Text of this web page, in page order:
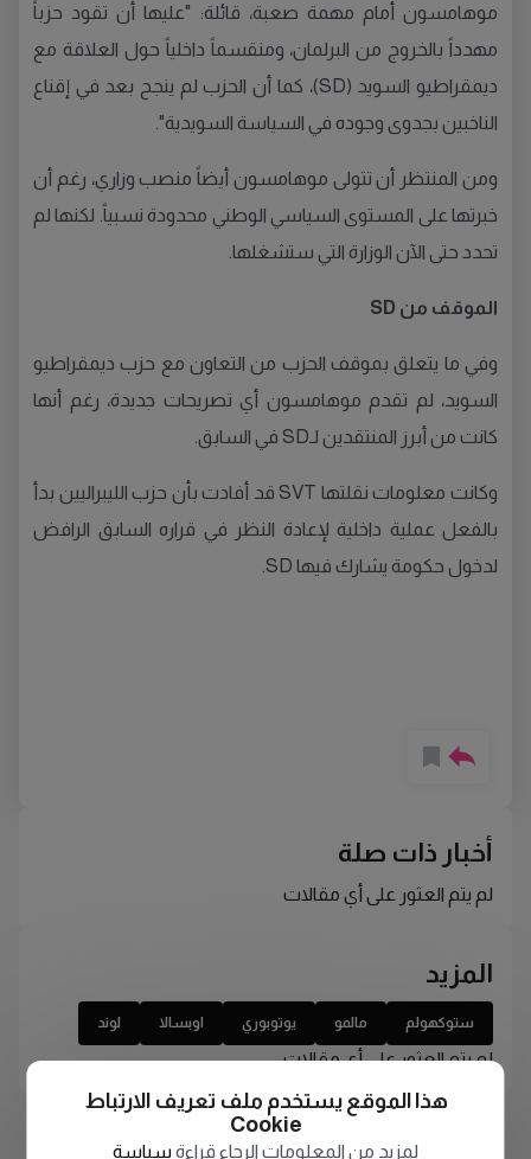
موهامسون أمام مهمة صعبة، قائلة: "عليها أن تقود حزباً
مهدداً بالخروج من البرلمان، ومنقسماً داخلياً حول العلاقة مع
ديمقراطيو السويد (SD)، كما أن الحزب لم ينجح بعد في إقناع
الناخبين بجدوى وجوده في السياسة السويدية".
ومن المنتظر أن تتولى موهامسون أيضاً منصب وزاري، رغم أن
خبرتها على المستوى السياسي الوطني محدودة نسبياً. لكنها لم
تحدد حتى الآن الوزارة التي ستشغلها.
الموقف من SD
وفي ما يتعلق بموقف الحزب من التعاون مع حزب ديمقراطيو
السويد، لم تقدم موهامسون أي تصريحات جديدة، رغم أنها
كانت من أبرز المنتقدين لـSD في السابق.
وكانت معلومات نقلتها SVT قد أفادت بأن حزب الليبراليين بدأ
بالفعل عملية داخلية لإعادة النظر في قراره السابق الرافض
لدخول حكومة يشارك فيها SD.
أخبار ذات صلة
لم يتم العثور على أي مقالات
المزيد
ستوكهولم مالمو يوتوبوري اوبسالا لوند
لم يتم العثور على أي مقالات
هذا الموقع يستخدم ملف تعريف الارتباط
Cookie
لمزيد من المعلومات الرجاء قراءة سياسة